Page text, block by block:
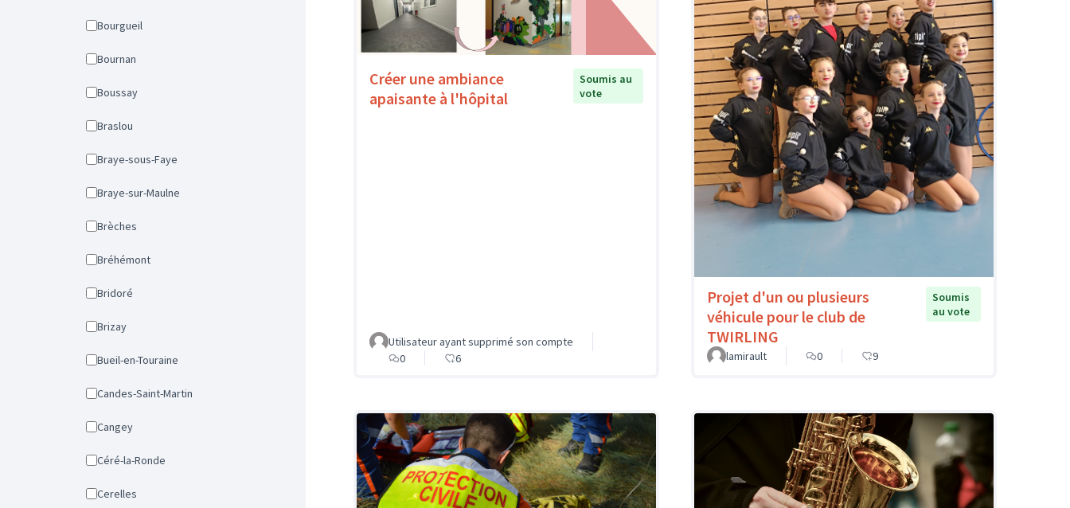
Bourgueil
Bournan
Boussay
Braslou
Braye-sous-Faye
Braye-sur-Maulne
Brèches
Bréhémont
Bridoré
Brizay
Bueil-en-Touraine
Candes-Saint-Martin
Cangey
Céré-la-Ronde
Cerelles
Créer une ambiance
apaisante à l'hôpital
Soumis au
vote
Utilisateur ayant supprimé son compte
0
6
Projet d'un ou plusieurs
véhicule pour le club de
TWIRLING
Soumis
au vote
lamirault 0 9